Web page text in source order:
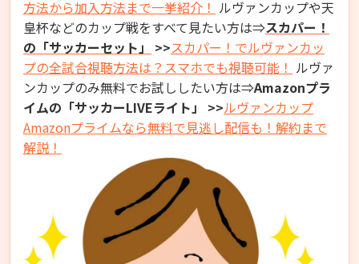
方法から加入方法まで一挙紹介！ ルヴァンカップや天
皇杯などのカップ戦をすべて見たい方は⇒スカパー！
の「サッカーセット」
>>スカパー！でルヴァンカッ
プの全試合視聴方法は？スマホでも視聴可能！ ルヴァ
ンカップのみ無料でお試ししたい方は⇒Amazonプラ
イムの「サッカーLIVEライト」
>>ルヴァンカップ
Amazonプライムなら無料で見逃し配信も！解約まで
解説！